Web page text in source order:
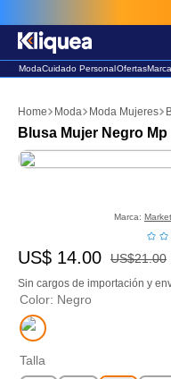
ModaCuidado PersonalOfertas
Moda Moda Mujeres
Blusa Mujer Negro Mp
Marca:
☆
US$ 14.00 US$21.00
Sin cargos de importación y
Color: Negro
Talla
2. sandalia